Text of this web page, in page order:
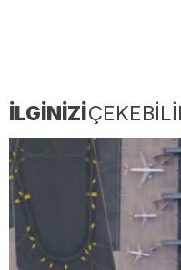
İLGİNİZİ